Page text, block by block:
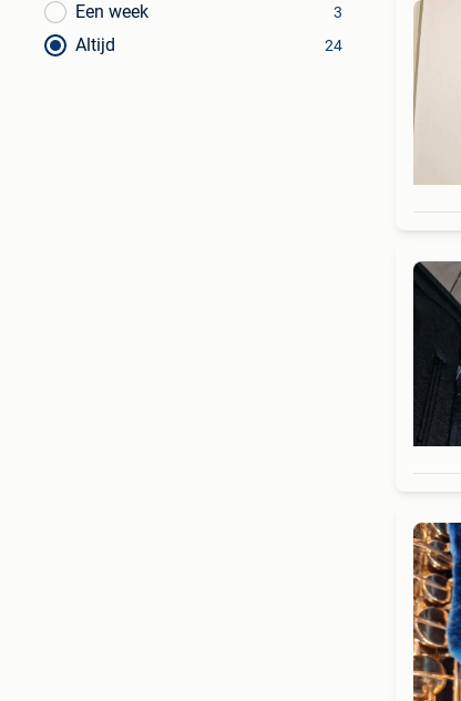
Een week 3
Altijd 24